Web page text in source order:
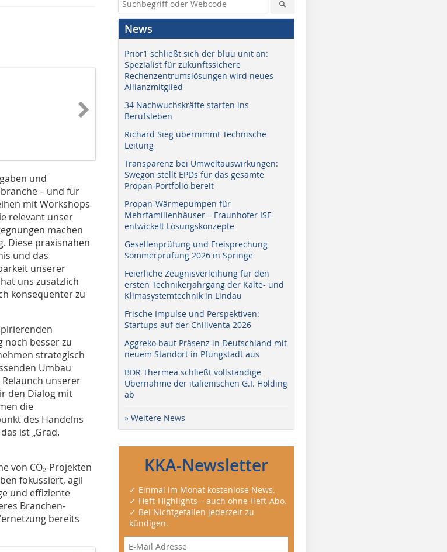
und
– und für
mit Workshops
relevant unser
machen
Diese praxisnahen
und das
unserer
uns zusätzlich
konsequenter zu
noch besser zu
strategisch
Umbau
unserer
den Dialog mit
die
des Handelns
ist „Grad.
von CO₂-Projekten
fokussiert, agil
und effiziente
Branchen-
bereits
News
Prior1 schließt sich der bluu unit an:
Spezialist für zukunftssichere
Rechenzentrumslösungen wird neues
Allianzmitglied
34 Nachwuchskräfte starten ins
Berufsleben
Richard Sieg übernimmt Technische
Leitung
Transparenz bei Umweltauswirkungen:
Swegon stellt EPDs für das gesamte
Propan-Portfolio bereit
Propan-Wärmepumpen für
Mehrfamilienhäuser – Fraunhofer ISE
entwickelt Lösungskonzepte
Gesellenprüfung und Freisprechung
Sommerprüfung 2026 in Springe
Feierliche Zeugnisverleihung für den
ersten Technikerjahrgang der Kälte- und
Klimasystemtechnik in Lindau
Frische Impulse und Perspektiven:
Startups auf der Chillventa 2026
Aggreko baut Präsenz in Deutschland mit
neuem Standort in Pfungstadt aus
BDR Thermea schließt vollständige
Übernahme der italienischen G.I. Holding
ab
» Weitere News
KKA-Newsletter
✓ Einmal im Monat kostenlose News.
✓ Heft-Highlights – auch ohne Heft-Abo.
✓ Bei Nichtgefallen jederzeit zu
kündigen.